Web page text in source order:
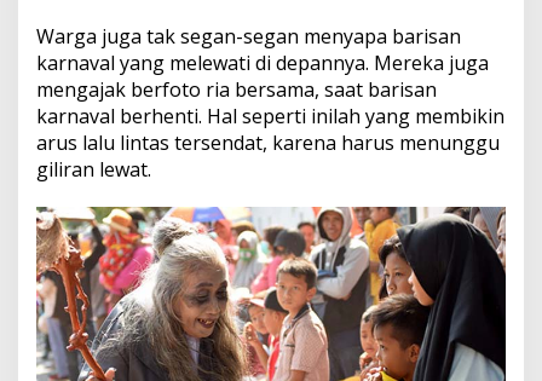
Warga juga tak segan-segan menyapa barisan
karnaval yang melewati di depannya. Mereka juga
mengajak berfoto ria bersama, saat barisan
karnaval berhenti. Hal seperti inilah yang membikin
arus lalu lintas tersendat, karena harus menunggu
giliran lewat.